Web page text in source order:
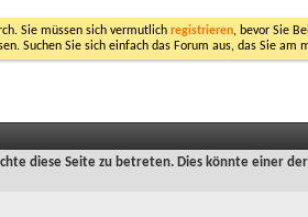
Sie müssen sich vermutlich registrieren, bevor Sie
Suchen Sie sich einfach das Forum aus, das Sie am
diese Seite zu betreten. Dies könnte einer der